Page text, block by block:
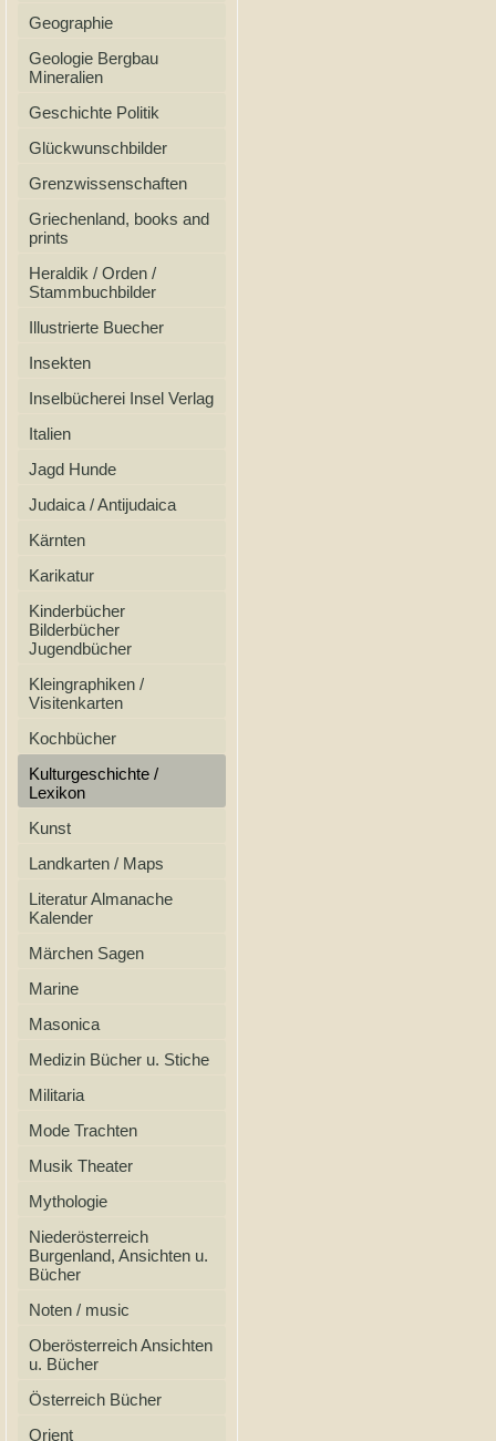
Geographie
Geologie Bergbau
Mineralien
Geschichte Politik
Glückwunschbilder
Grenzwissenschaften
Griechenland, books and
prints
Heraldik / Orden /
Stammbuchbilder
Illustrierte Buecher
Insekten
Inselbücherei Insel Verlag
Italien
Jagd Hunde
Judaica / Antijudaica
Kärnten
Karikatur
Kinderbücher
Bilderbücher
Jugendbücher
Kleingraphiken /
Visitenkarten
Kochbücher
Kulturgeschichte /
Lexikon
Kunst
Landkarten / Maps
Literatur Almanache
Kalender
Märchen Sagen
Marine
Masonica
Medizin Bücher u. Stiche
Militaria
Mode Trachten
Musik Theater
Mythologie
Niederösterreich
Burgenland, Ansichten u.
Bücher
Noten / music
Oberösterreich Ansichten
u. Bücher
Österreich Bücher
Orient